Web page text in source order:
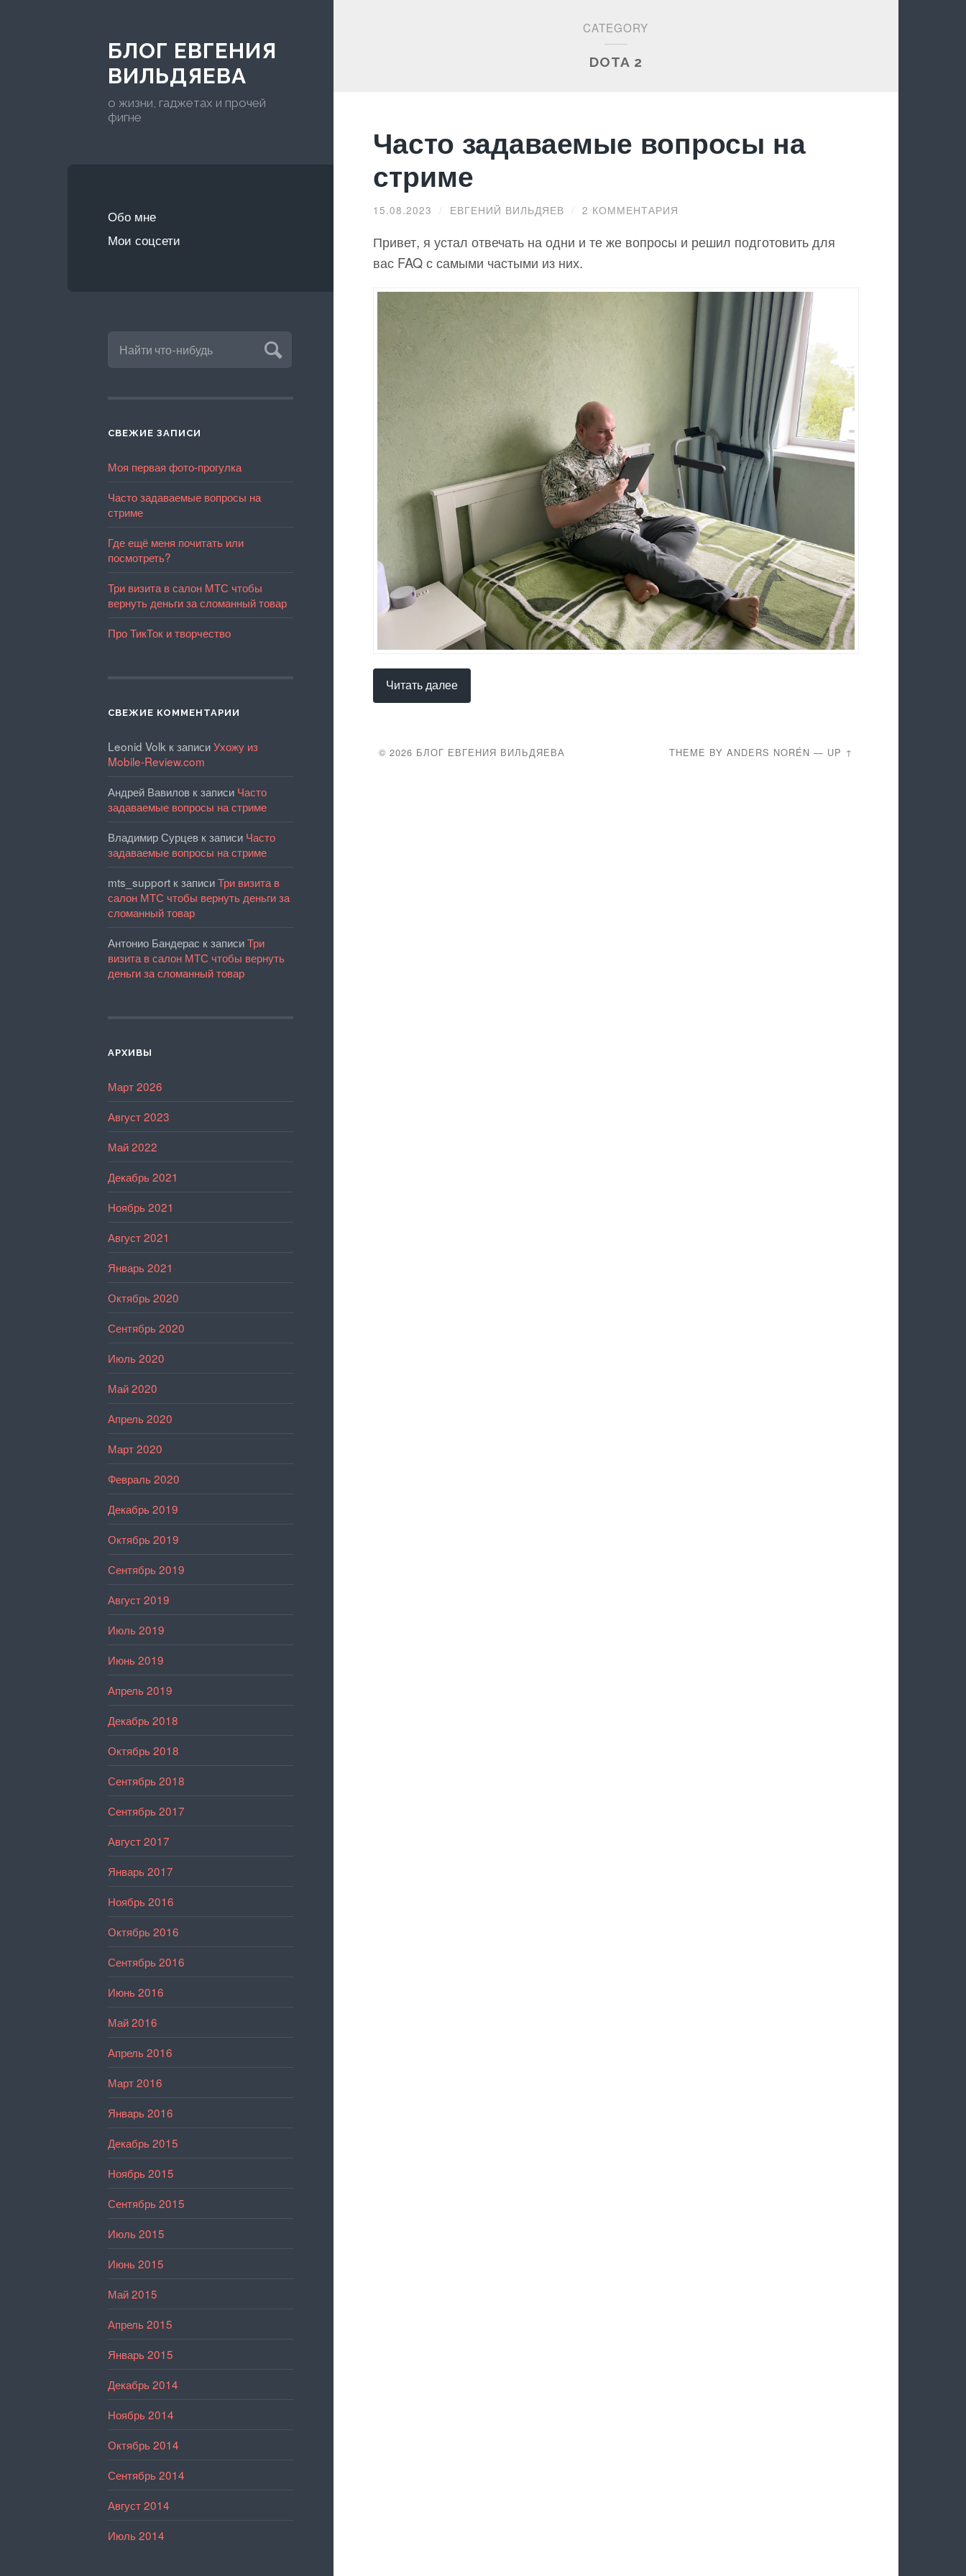
БЛОГ ЕВГЕНИЯ
ВИЛЬДЯЕВА
о жизни, гаджетах и прочей
фигне
Обо мне
Мои соцсети
СВЕЖИЕ ЗАПИСИ
Моя первая фото-прогулка
Часто задаваемые вопросы на
стриме
Где ещё меня почитать или
посмотреть?
Три визита в салон МТС чтобы
вернуть деньги за сломанный товар
Про ТикТок и творчество
СВЕЖИЕ КОММЕНТАРИИ
Leonid Volk к записиУхожу из
Mobile-Review.com
Андрей Вавиловк записи Часто
задаваемые вопросы на стриме
Владимир Сурцевк записи Часто
задаваемые вопросы на стриме
mts_supportк записиТри визита в
салон МТС чтобы вернуть деньги за
сломанный товар
Антонио Бандерас к записиТри
визита в салон МТС чтобы вернуть
деньги за сломанный товар
АРХИВЫ
Март 2026
Август 2023
Май 2022
Декабрь 2021
Ноябрь 2021
Август 2021
Январь 2021
Октябрь 2020
Сентябрь 2020
Июль 2020
Май 2020
Апрель 2020
Март 2020
Февраль 2020
Декабрь 2019
Октябрь 2019
Сентябрь 2019
Август 2019
Июль 2019
Июнь 2019
Апрель 2019
Декабрь 2018
Октябрь 2018
Сентябрь 2018
Сентябрь 2017
Август 2017
Январь 2017
Ноябрь 2016
Октябрь 2016
Сентябрь 2016
Июнь 2016
Май 2016
Апрель 2016
Март 2016
Январь 2016
Декабрь 2015
Ноябрь 2015
Сентябрь 2015
Июль 2015
Июнь 2015
Май 2015
Апрель 2015
Январь 2015
Декабрь 2014
Ноябрь 2014
Октябрь 2014
Сентябрь 2014
Август 2014
Июль 2014
CATEGORY
DOTA 2
Часто задаваемые вопросы на
стриме
15.08.2023 / ЕВГЕНИЙ ВИЛЬДЯЕВ / 2 КОММЕНТАРИЯ
Привет, я устал отвечать на одни и те же вопросы и решил подготовить для
вас FAQ с самыми частыми из них.
Читать далее
© 2026 БЛОГ ЕВГЕНИЯ ВИЛЬДЯЕВА THEME BYANDERS NORÉN — UP ↑